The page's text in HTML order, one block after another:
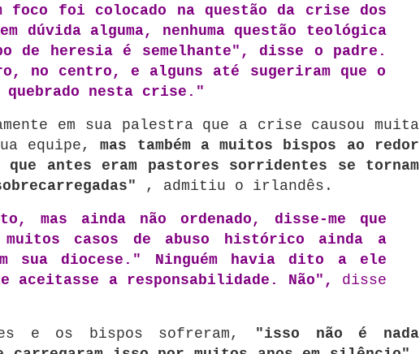
foco foi colocado na questão da crise dos
dúvida alguma, nenhuma questão teológica
de heresia é semelhante", disse o padre.
no centro, e alguns até sugeriram que o
nesta crise."
em sua palestra que a crise causou muita
equipe,mas também a muitos bispos ao redor
antes eram pastores sorridentes se tornam
, admitiu o irlandês.
mas ainda não ordenado, disse-me que
muitos casos de abuso histórico ainda a
sua diocese." Ninguém havia dito a ele
aceitasse a responsabilidade. Não", disse
e os bispos sofreram, "isso não é nada